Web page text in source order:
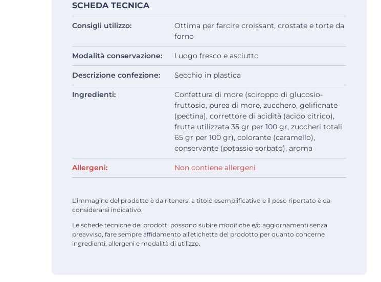
SCHEDA TECNICA
Consigli utilizzo:
Ottima per farcire croissant, crostate e torte da
forno
Modalità conservazione: Luogo fresco e asciutto
Descrizione confezione: Secchio in plastica
Ingredienti:
Confettura di more (sciroppo di glucosio-
fruttosio, purea di more, zucchero, gelificnate
(pectina), correttore di acidità (acido citrico),
frutta utilizzata 35 gr per 100 gr, zuccheri totali
65 gr per 100 gr), colorante (caramello),
conservante (potassio sorbato), aroma
Allergeni: Non contiene allergeni
L’immagine del prodotto è da ritenersi a titolo esemplificativo e il peso riportato è da
considerarsi indicativo.
Le schede tecniche dei prodotti possono subire modifiche e/o aggiornamenti senza
preavviso, fare sempre affidamento all'etichetta del prodotto per quanto concerne
ingredienti, allergeni e modalità di utilizzo.